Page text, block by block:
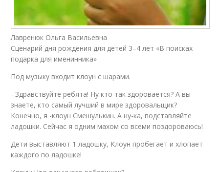
Лавренюк Ольга Васильевна
Сценарий дня рождения для детей 3–4 лет «В поисках
подарка для именинника»
Под музыку входит клоун с шарами.
- Здравствуйте ребята! Ну кто так здоровается? А вы
знаете, кто самый лучший в мире здоровальщик?
Конечно, я -клоун Смешулькин. А ну-ка, подставляйте
ладошки. Сейчас я одним махом со всеми поздороваюсь!
Дети выставляют 1 ладошку, Клоун пробегает и хлопает
каждого по ладошке!